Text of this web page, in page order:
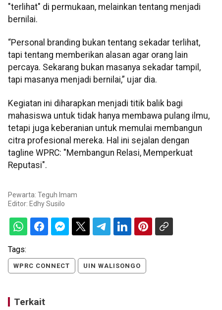
"terlihat" di permukaan, melainkan tentang menjadi
bernilai.
“Personal branding bukan tentang sekadar terlihat,
tapi tentang memberikan alasan agar orang lain
percaya. Sekarang bukan masanya sekadar tampil,
tapi masanya menjadi bernilai,” ujar dia.
Kegiatan ini diharapkan menjadi titik balik bagi
mahasiswa untuk tidak hanya membawa pulang ilmu,
tetapi juga keberanian untuk memulai membangun
citra profesional mereka. Hal ini sejalan dengan
tagline WPRC: "Membangun Relasi, Memperkuat
Reputasi".
Pewarta: Teguh Imam
Editor: Edhy Susilo
Tags:
WPRC CONNECT UIN WALISONGO
Terkait